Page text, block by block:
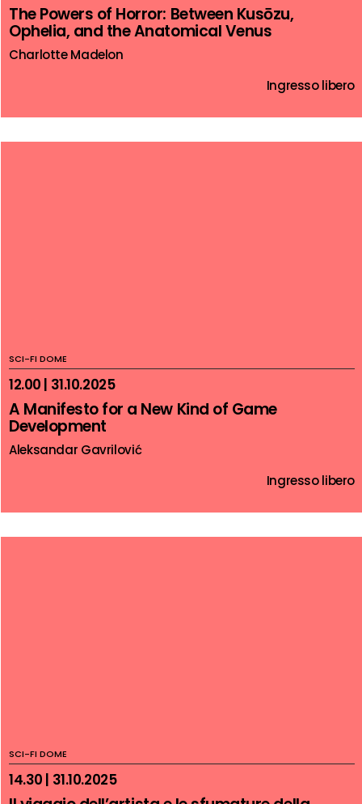
The Powers of Horror: Between Kusōzu,
Ophelia, and the Anatomical Venus
Charlotte Madelon
Ingresso libero
SCI-FI DOME
12.00 | 31.10.2025
A Manifesto for a New Kind of Game
Development
Aleksandar Gavrilović
Ingresso libero
SCI-FI DOME
14.30 | 31.10.2025